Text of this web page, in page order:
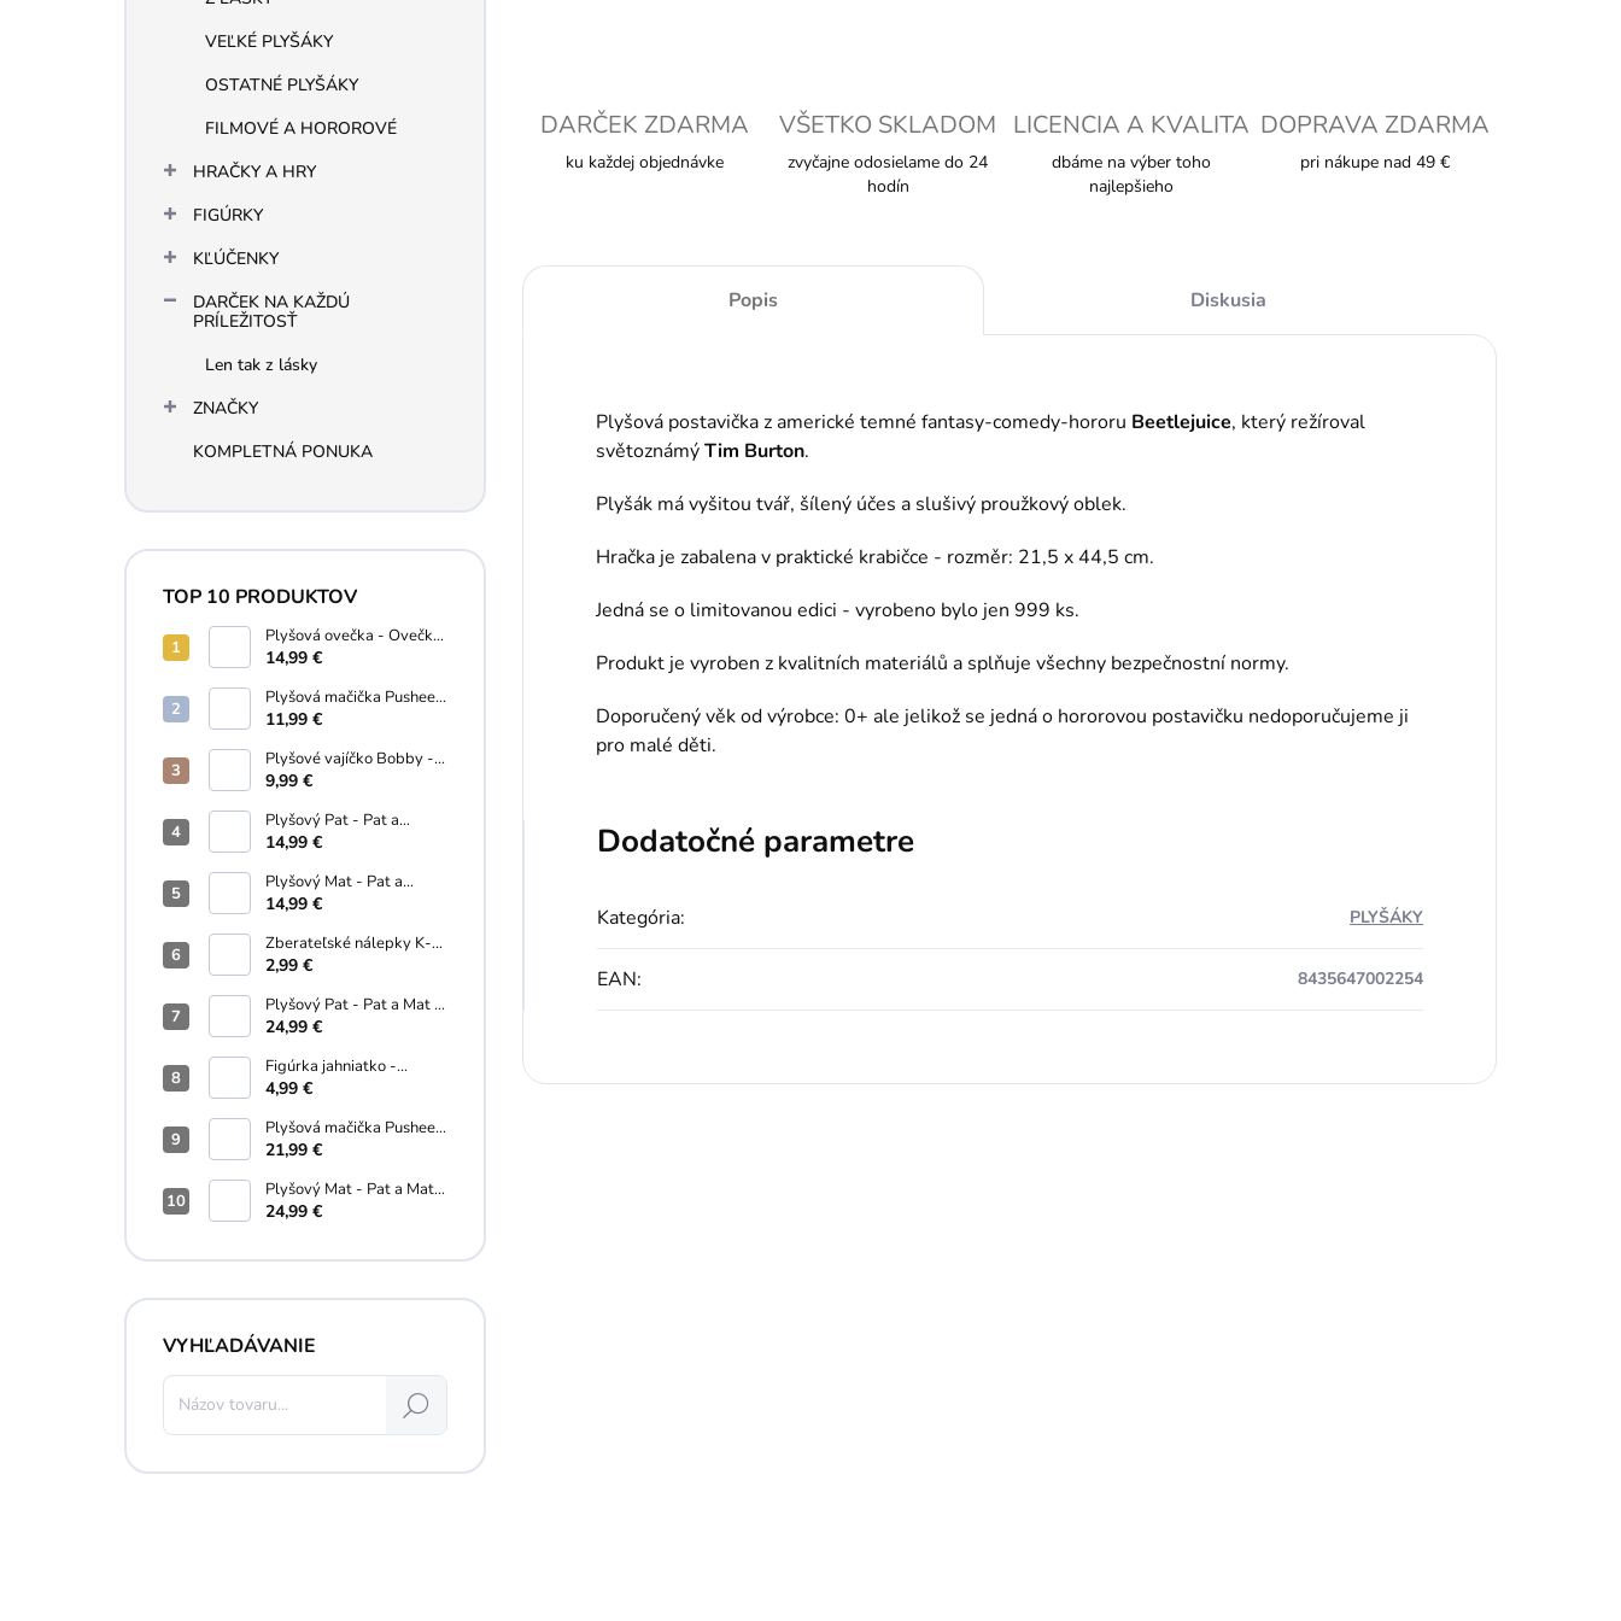
VEĽKÉ PLYŠÁKY
OSTATNÉ PLYŠÁKY
FILMOVÉ A HOROROVÉ
HRAČKY A HRY
FIGÚRKY
KĽÚČENKY
DARČEK NA KAŽDÚ
PRÍLEŽITOSŤ
Len tak z lásky
ZNAČKY
KOMPLETNÁ PONUKA
TOP 10 PRODUKTOV
Plyšová ovečka - Ovečka
Shaun 28 cm
14,99 €
Plyšová mačička Pusheen
s donutom - Pusheen - 10
11,99 €
Plyšové vajíčko Bobby -
Palm Pals - 13 cm
9,99 €
Plyšový Pat - Pat a
Mat...A je to! (18 cm)
14,99 €
Plyšový Mat - Pat a
Mat...A je to! - 18 cm
14,99 €
Zberateľské nálepky K-
Pop Demon Hunters - 5
2,99 €
Plyšový Pat - Pat a Mat -
35 cm
24,99 €
Figúrka jahniatko -
Schleich - 5 cm
4,99 €
Plyšová mačička Pusheen
narodeninová - Pusheen -
21,99 €
Plyšový Mat - Pat a Mat -
35 cm
24,99 €
VYHĽADÁVANIE
Hľadať
DARČEK ZDARMA
ku každej objednávke
VŠETKO SKLADOM
zvyčajne odosielame do 24
hodín
LICENCIA A KVALITA
dbáme na výber toho
najlepšieho
DOPRAVA ZDARMA
pri nákupe nad 49 €
Popis Diskusia
Plyšová postavička z americké temné fantasy-comedy-hororu Beetlejuice, který režíroval
světoznámýTim Burton.
Plyšák má vyšitou tvář, šílený účes a slušivý proužkový oblek.
Hračka je zabalena v praktické krabičce - rozměr: 21,5 x 44,5 cm.
Jedná se o limitovanou edici - vyrobeno bylo jen 999 ks.
Produkt je vyroben z kvalitních materiálů a splňuje všechny bezpečnostní normy.
Doporučený věk od výrobce: 0+ ale jelikož se jedná o hororovou postavičku nedoporučujeme ji
pro malé děti.
Dodatočné parametre
Kategória: PLYŠÁKY
EAN: 8435647002254